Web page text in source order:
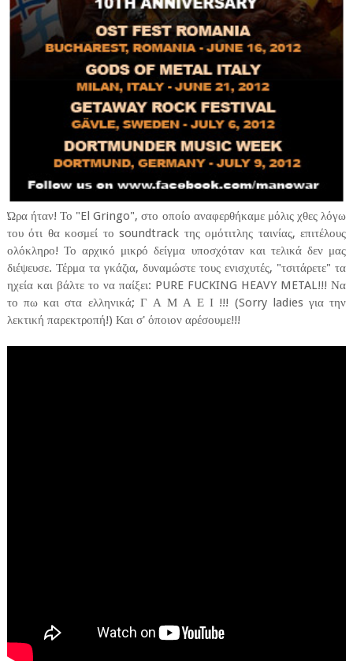
Ώρα ήταν! Το "El Gringo", στο οποίο αναφερθήκαμε μόλις χθες λόγω
του ότι θα κοσμεί το soundtrack της ομότιτλης ταινίας, επιτέλους
ολόκληρο! Το αρχικό μικρό δείγμα υποσχόταν και τελικά δεν μας
διέψευσε. Τέρμα τα γκάζια, δυναμώστε τους ενισχυτές, "τσιτάρετε" τα
ηχεία και βάλτε το να παίξει: PURE FUCKING HEAVY METAL!!! Να
το πω και στα ελληνικά; Γ Α Μ Α Ε Ι !!! (Sorry ladies για την
λεκτική παρεκτροπή!) Και σ' όποιον αρέσουμε!!!